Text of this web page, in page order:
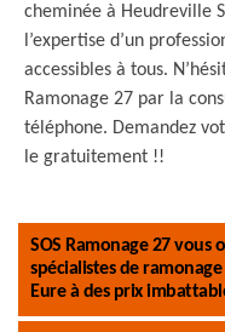
cheminée à Heudreville
l’expertise d’un
accessibles à tous.
Ramonage 27 par la
téléphone. Demandez
le gratuitement !!
SOS Ramonage 27 vous
spécialistes de
Eure à des prix